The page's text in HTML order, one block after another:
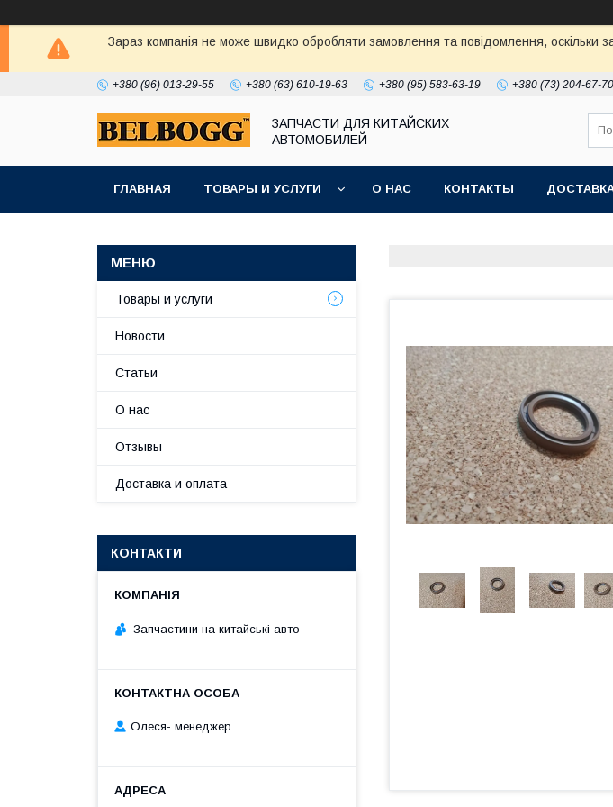
Зараз компанія не може швидко обробляти замовлення та повідомлення, оскільки
+380 (96) 013-29-55 +380 (63) 610-19-63 +380 (95) 583-63-19 +380 (73) 204-67-70
ЗАПЧАСТИ ДЛЯ КИТАЙСКИХ
АВТОМОБИЛЕЙ
ГЛАВНАЯ ТОВАРЫ И УСЛУГИ О НАС КОНТАКТЫ
Товары и услуги
Новости
Статьи
О нас
Отзывы
Доставка и оплата
КОНТАКТИ
Запчастини на китайські авто
Олеся- менеджер